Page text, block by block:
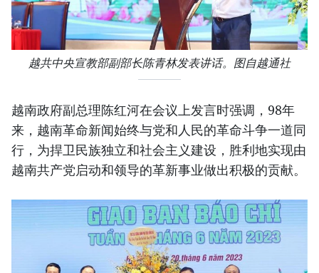
越共中央宣教部副部长陈青林发表讲话。图自越通社
越南政府副总理陈红河在会议上发言时强调，98年
来，越南革命新闻始终与党和人民的革命斗争一道同
行，为捍卫民族独立和社会主义建设，胜利地实现由
越南共产党启动和领导的革新事业做出积极的贡献。